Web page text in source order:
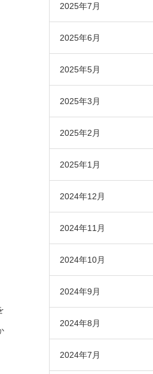
2025年7月
2025年6月
2025年5月
2025年3月
2025年2月
2025年1月
2024年12月
2024年11月
2024年10月
2024年9月
2024年8月
2024年7月